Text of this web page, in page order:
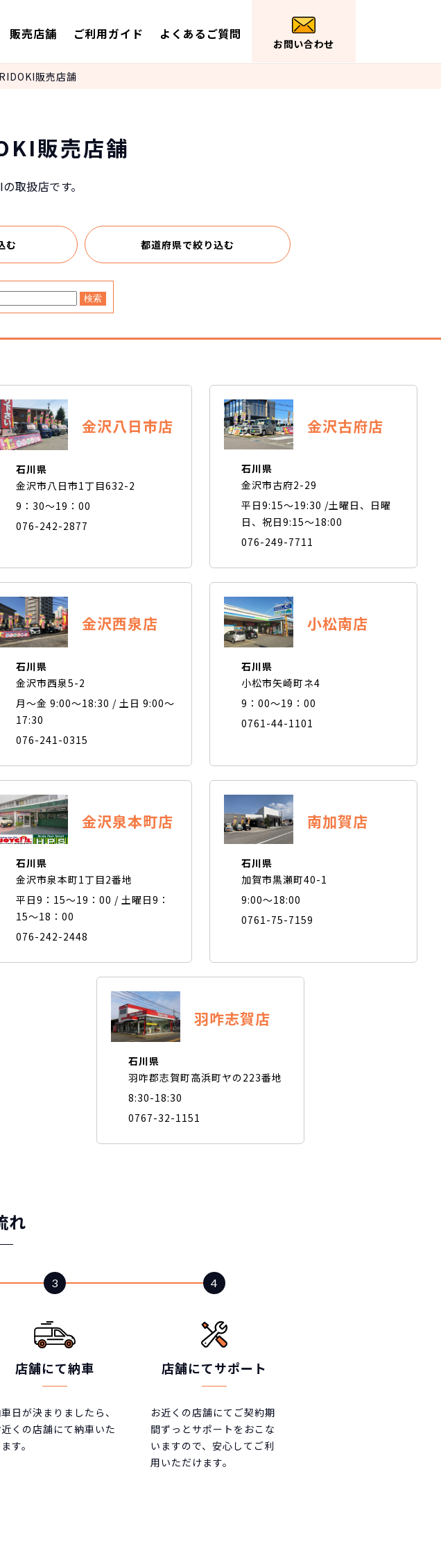
販売店舗 ご利用ガイド よくあるご質問
お問い合わせ
販売店舗
販売店舗
取扱店です。
む 都道府県で絞り込む
検索
金沢八日市店
石川県
金沢市八日市1丁目632-2
9：30～19：00
076-242-2877
金沢古府店
石川県
金沢市古府2-29
平日9:15～19:30 /土曜日、日曜
日、祝日9:15～18:00
076-249-7711
金沢西泉店
石川県
金沢市西泉5-2
月〜金 9:00〜18:30 / 土日 9:00〜
17:30
076-241-0315
小松南店
石川県
小松市矢崎町ネ4
9：00～19：00
0761-44-1101
金沢泉本町店
石川県
金沢市泉本町1丁目2番地
平日9：15～19：00 / 土曜日9：
15～18：00
076-242-2448
南加賀店
石川県
加賀市黒瀬町40-1
9:00〜18:00
0761-75-7159
羽咋志賀店
石川県
羽咋郡志賀町高浜町ヤの223番地
8:30-18:30
0767-32-1151
れ
店舗にて納車
日が決まりましたら、
近くの店舗にて納車いた
す。
店舗にてサポート
お近くの店舗にてご契約期
間ずっとサポートをおこな
いますので、安心してご利
用いただけます。